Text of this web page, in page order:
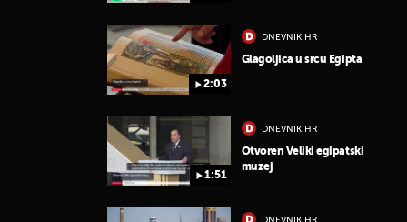
2:03
DNEVNIK.HR
Glagoljica u srcu Egipta
1:51
DNEVNIK.HR
Otvoren Veliki egipatski
muzej